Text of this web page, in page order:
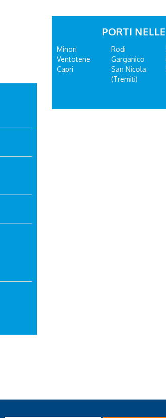
PORTI
Minori
Ventotene
Capri
Rodi
Garganico
San Nicola
(Tremiti)